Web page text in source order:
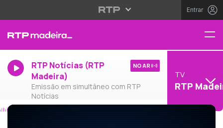
Entrar
RTP Notícias (RTP
Madeira)
Emissão em simultâneo com RTP
Notícias
NO AR
TV
RTP